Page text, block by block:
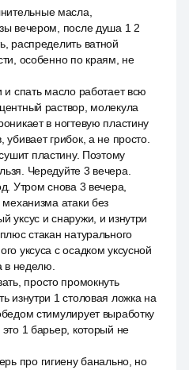
масла,
вечером, после душа 1 2
распределить ватной
особенно по краям, не
и спать масло работает всю
раствор, молекула
в ногтевую пластину
грибок, а не просто.
пластину. Поэтому
Чередуйте 3 вечера.
Утром снова 3 вечера,
атаки без
уксус и снаружи, и изнутри
стакан натурального
уксуса с осадком уксусной
в неделю.
просто промокнуть
изнутри 1 столовая ложка на
стимулирует выработку
1 барьер, который не
про гигиену банально, но